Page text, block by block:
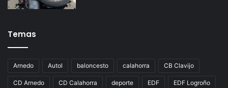
Temas
Arnedo Autol baloncesto calahorra CB Clavijo
CD Arnedo CD Calahorra deporte EDF EDF Logroño